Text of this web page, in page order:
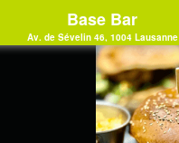
Base Bar
Av. de Sévelin 46, 1004 Lausanne